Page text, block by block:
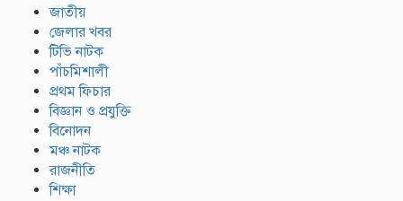
জাতীয়
জেলার খবর
টিভি নাটক
পাঁচমিশালী
প্রথম ফিচার
বিজ্ঞান ও প্রযুক্তি
বিনোদন
মঞ্চ নাটক
রাজনীতি
শিক্ষা